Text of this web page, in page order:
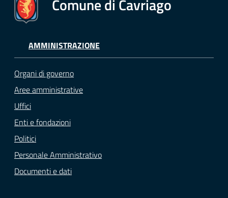
Comune di Cavriago
AMMINISTRAZIONE
Organi di governo
Aree amministrative
Uffici
Enti e fondazioni
Politici
Personale Amministrativo
Documenti e dati